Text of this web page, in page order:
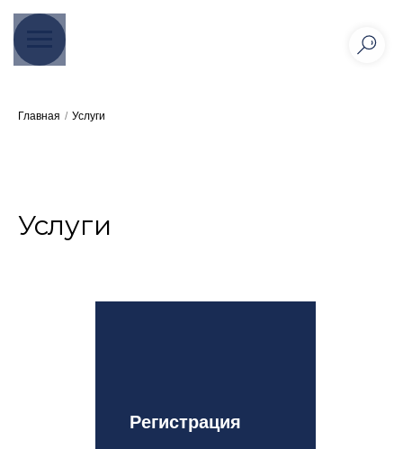
Главная / Услуги
Услуги
Регистрация